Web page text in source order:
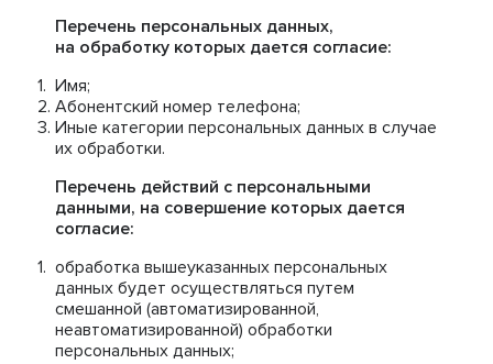
Перечень персональных данных,
на обработку которых дается согласие:
Имя;
Абонентский номер телефона;
Иные категории персональных данных в случае
их обработки.
Перечень действий с персональными
данными, на совершение которых дается
согласие:
обработка вышеуказанных персональных
данных будет осуществляться путем
смешанной (автоматизированной,
неавтоматизированной) обработки
персональных данных;